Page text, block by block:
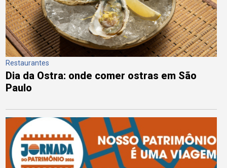
Restaurantes
Dia da Ostra: onde comer ostras em São
Paulo